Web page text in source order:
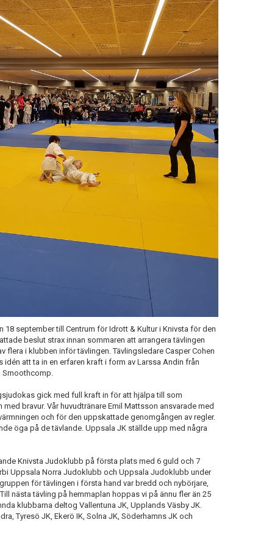
september till Centrum för Idrott & Kultur i Knivsta för den
beslut strax innan sommaren att arrangera tävlingen
flera i klubben inför tävlingen. Tävlingsledare Casper Cohen
att ta in en erfaren kraft i form av Larssa Andin från
gick med full kraft in för att hjälpa till som
bravur. Vår huvudtränare Emil Mattsson ansvarade med
och för den uppskattade genomgången av regler.
öga på de tävlande. Uppsala JK ställde upp med några
Knivsta Judoklubb på första plats med 6 guld och 7
Uppsala Norra Judoklubb och Uppsala Judoklubb under
för tävlingen i första hand var bredd och nybörjare,
nästa tävling på hemmaplan hoppas vi på ännu fler än 25
klubbarna deltog Vallentuna JK, Upplands Väsby JK.
Tyresö JK, Ekerö IK, Solna JK, Söderhamns JK och